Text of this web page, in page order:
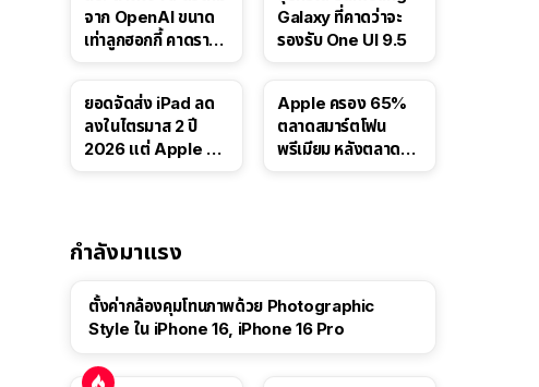
จาก OpenAI ขนาด
เท่าลูกฮอกกี้ คาดราคา
Galaxy ที่คาดว่าจะ
รองรับ One UI 9.5
ยอดจัดส่ง iPad ลด
ลงในไตรมาส 2 ปี
2026 แต่ Apple ยัง
Apple ครอง 65%
ตลาดสมาร์ตโฟน
พรีเมียม หลังตลาดทำ
กำลังมาแรง
ตั้งค่ากล้องคุมโทนภาพด้วย Photographic
Style ใน iPhone 16, iPhone 16 Pro